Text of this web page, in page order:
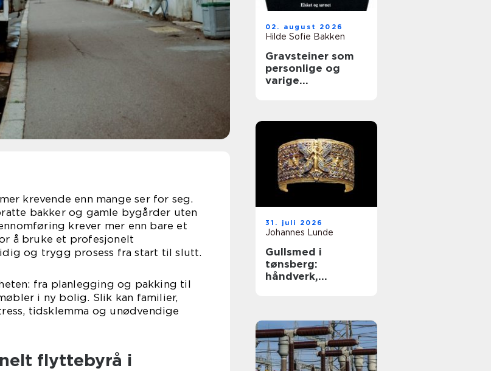
krevende enn mange ser for seg.
bakker og gamle bygårder uten
krever mer enn bare et
å bruke et profesjonelt
og trygg prosess fra start til slutt.
fra planlegging og pakking til
i ny bolig. Slik kan familier,
tidsklemma og unødvendige
flyttebyrå i
02. august 2026
Hilde Sofie Bakken
Gravsteiner som
personlige og
varige
31. juli 2026
Johannes Lunde
Gullsmed i
tønsberg:
håndverk,